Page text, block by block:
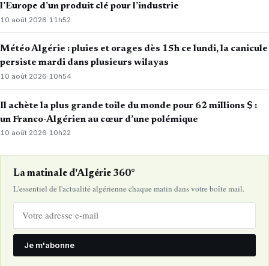
l’Europe d’un produit clé pour l’industrie
10 août 2026· 11h52
Météo Algérie : pluies et orages dès 15h ce lundi, la canicule
persiste mardi dans plusieurs wilayas
10 août 2026·10h54
Il achète la plus grande toile du monde pour 62 millions $ :
un Franco-Algérien au cœur d’une polémique
10 août 2026·10h22
La matinale d'Algérie 360°
L'essentiel de l'actualité algérienne chaque matin dans votre boîte mail.
Je m'abonne